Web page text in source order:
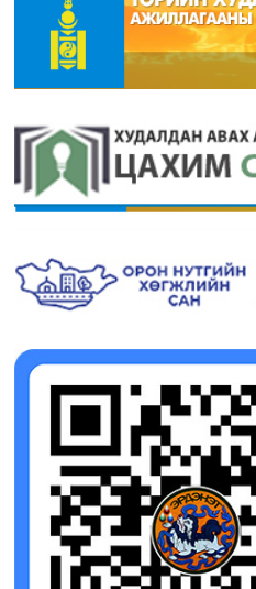
Хууль, эрх зүйн хэлтсийн
албан хаагчдын 2024 оны
тайлан, үнэлгээ
2025-08-18